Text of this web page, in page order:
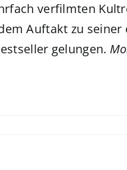
verfilmten
Auftakt zu seiner
gelungen.